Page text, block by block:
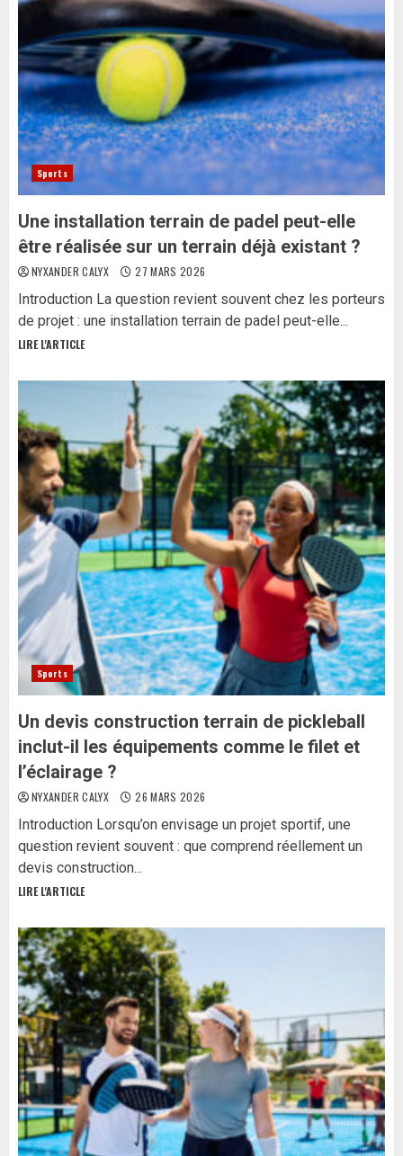
Sports
Une installation terrain de padel peut-elle
être réalisée sur un terrain déjà existant ?
NYXANDER CALYX 27 MARS 2026
Introduction La question revient souvent chez les porteurs
de projet : une installation terrain de padel peut-elle...
LIRE L'ARTICLE
Sports
Un devis construction terrain de pickleball
inclut-il les équipements comme le filet et
l’éclairage ?
NYXANDER CALYX 26 MARS 2026
Introduction Lorsqu’on envisage un projet sportif, une
question revient souvent : que comprend réellement un
devis construction...
LIRE L'ARTICLE